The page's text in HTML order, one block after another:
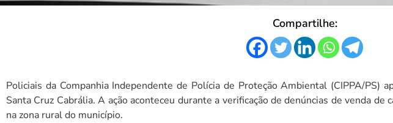
Compartilhe:
Policiais da Companhia Independente de Polícia de Proteção Ambiental (CIPPA/PS)
Santa Cruz Cabrália. A ação aconteceu durante a verificação de denúncias de venda
na zona rural do município.
mal interpretada